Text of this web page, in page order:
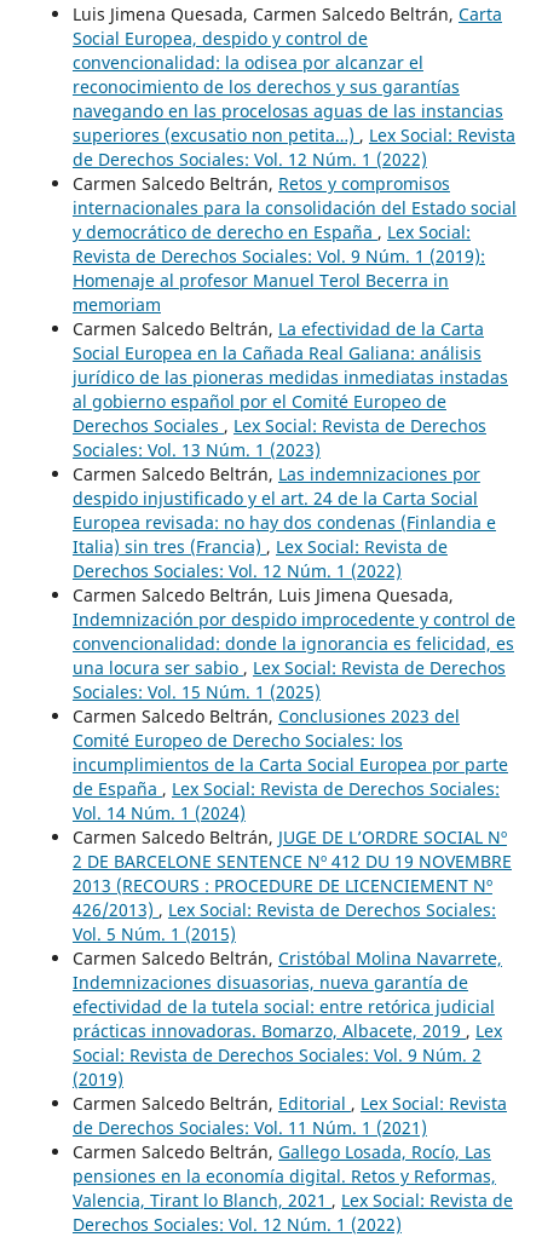
Luis Jimena Quesada, Carmen Salcedo Beltrán, Carta
Social Europea, despido y control de
convencionalidad: la odisea por alcanzar el
reconocimiento de los derechos y sus garantías
navegando en las procelosas aguas de las instancias
superiores (excusatio non petita…) , Lex Social: Revista
de Derechos Sociales: Vol. 12 Núm. 1 (2022)
Carmen Salcedo Beltrán, Retos y compromisos
internacionales para la consolidación del Estado social
y democrático de derecho en España , Lex Social:
Revista de Derechos Sociales: Vol. 9 Núm. 1 (2019):
Homenaje al profesor Manuel Terol Becerra in
memoriam
Carmen Salcedo Beltrán, La efectividad de la Carta
Social Europea en la Cañada Real Galiana: análisis
jurídico de las pioneras medidas inmediatas instadas
al gobierno español por el Comité Europeo de
Derechos Sociales , Lex Social: Revista de Derechos
Sociales: Vol. 13 Núm. 1 (2023)
Carmen Salcedo Beltrán, Las indemnizaciones por
despido injustificado y el art. 24 de la Carta Social
Europea revisada: no hay dos condenas (Finlandia e
Italia) sin tres (Francia) , Lex Social: Revista de
Derechos Sociales: Vol. 12 Núm. 1 (2022)
Carmen Salcedo Beltrán, Luis Jimena Quesada,
Indemnización por despido improcedente y control de
convencionalidad: donde la ignorancia es felicidad, es
una locura ser sabio , Lex Social: Revista de Derechos
Sociales: Vol. 15 Núm. 1 (2025)
Carmen Salcedo Beltrán, Conclusiones 2023 del
Comité Europeo de Derecho Sociales: los
incumplimientos de la Carta Social Europea por parte
de España , Lex Social: Revista de Derechos Sociales:
Vol. 14 Núm. 1 (2024)
Carmen Salcedo Beltrán, JUGE DE L’ORDRE SOCIAL Nº
2 DE BARCELONE SENTENCE Nº 412 DU 19 NOVEMBRE
2013 (RECOURS : PROCEDURE DE LICENCIEMENT Nº
426/2013) , Lex Social: Revista de Derechos Sociales:
Vol. 5 Núm. 1 (2015)
Carmen Salcedo Beltrán, Cristóbal Molina Navarrete,
Indemnizaciones disuasorias, nueva garantía de
efectividad de la tutela social: entre retórica judicial
prácticas innovadoras. Bomarzo, Albacete, 2019 , Lex
Social: Revista de Derechos Sociales: Vol. 9 Núm. 2
(2019)
Carmen Salcedo Beltrán, Editorial , Lex Social: Revista
de Derechos Sociales: Vol. 11 Núm. 1 (2021)
Carmen Salcedo Beltrán, Gallego Losada, Rocío, Las
pensiones en la economía digital. Retos y Reformas,
Valencia, Tirant lo Blanch, 2021 , Lex Social: Revista de
Derechos Sociales: Vol. 12 Núm. 1 (2022)